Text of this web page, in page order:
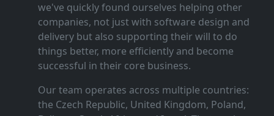
we've quickly found ourselves helping other
companies, not just with software design and
delivery but also supporting their will to do
things better, more efficiently and become
successful in their core business.
Our team operates across multiple countries:
the Czech Republic, United Kingdom, Poland,